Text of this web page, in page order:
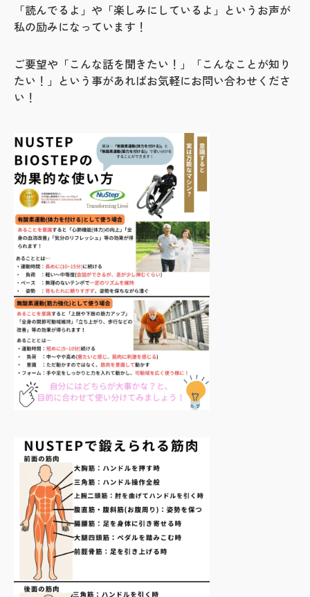
「読んでるよ」や「楽しみにしているよ」というお声が
私の励みになっています！
ご要望や「こんな話を聞きたい！」「こんなことが知り
たい！」という事があればお気軽にお問い合わせくださ
い！